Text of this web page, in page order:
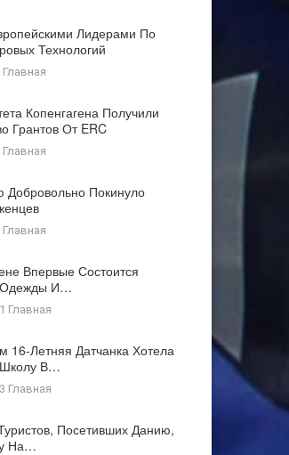
Лидерами По
Технологий
Главная
Копенгагена Получили
Грантов От ERC
Главная
Покинуло
Главная
Впервые Состоится
Одежды И…
Главная
Летняя Датчанка Хотела
Школу В…
Главная
Посетивших Данию,
На…